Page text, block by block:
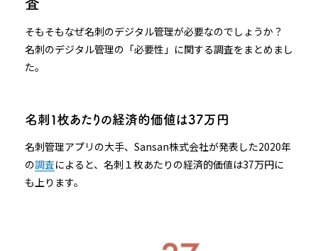
査
そもそもなぜ名刺のデジタル管理が必要なのでしょうか？
名刺のデジタル管理の「必要性」に関する調査をまとめまし
た。
名刺１枚あたりの経済的価値は37万円
名刺管理アプリの大手、Sansan株式会社が発表した2020年
の調査によると、名刺１枚あたりの経済的価値は37万円に
も上ります。